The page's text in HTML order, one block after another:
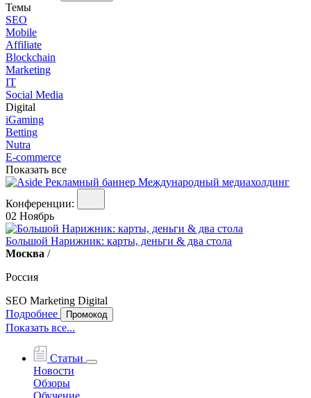
Темы
SEO
Mobile
Affiliate
Blockchain
Marketing
IT
Social Media
Digital
iGaming
Betting
Nutra
E-commerce
Показать все
Конференции:
02 Ноябрь
Большой Нарижник: карты, деньги & два стола
Москва /
Россия
SEO Marketing Digital
Подробнее
Промокод
Показать все...
Статьи
Новости
Обзоры
Обучение